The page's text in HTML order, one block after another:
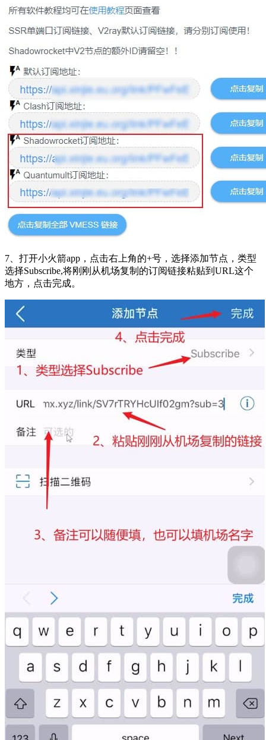
7、打开小火箭app，点击右上角的+号，选择添加节点，类型
选择Subscribe,将刚刚从机场复制的订阅链接粘贴到URL这个
地方，点击完成。